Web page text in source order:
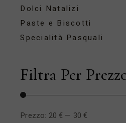
Dolci Natalizi
Paste e Biscotti
Specialità Pasquali
Filtra Per
Prezzo: 20 € — 30 €